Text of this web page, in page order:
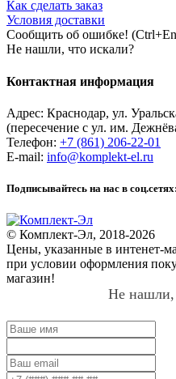
Как сделать заказ
Условия доставки
Сообщить об ошибке!
Не нашли, что искали?
Контактная информация
Адрес: Краснодар, ул.
(пересечение с ул. им.
Телефон: +7 (861) 206-22-01
E-mail: info@komplekt-el.ru
Подписывайтесь на нас в соц.сетях:
© Комплект-Эл, 2018-2026
Цены, указанные в интенет-
при условии оформления
магазин!
Не нашли,